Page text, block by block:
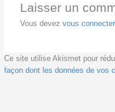
Laisser un
Vous devezvous connecter
Ce site utilise Akismet pour
façon dont les données de vos